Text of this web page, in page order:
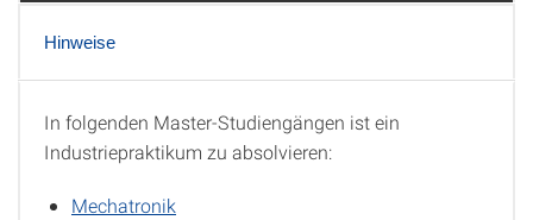
Hinweise
Studiengänge
In folgenden Master-Studiengängen ist ein
Industriepraktikum zu absolvieren:
Mechatronik